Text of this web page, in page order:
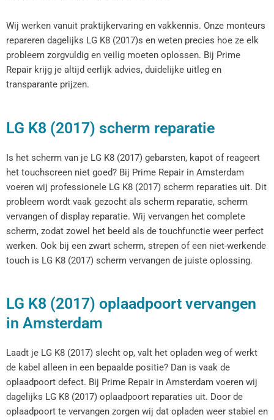
Wij werken vanuit praktijkervaring en vakkennis. Onze monteurs
repareren dagelijks LG K8 (2017)s en weten precies hoe ze elk
probleem zorgvuldig en veilig moeten oplossen. Bij Prime
Repair krijg je altijd eerlijk advies, duidelijke uitleg en
transparante prijzen.
LG K8 (2017) scherm reparatie
Is het scherm van je LG K8 (2017) gebarsten, kapot of reageert
het touchscreen niet goed? Bij Prime Repair in Amsterdam
voeren wij professionele LG K8 (2017) scherm reparaties uit. Dit
probleem wordt vaak gezocht als scherm reparatie, scherm
vervangen of display reparatie. Wij vervangen het complete
scherm, zodat zowel het beeld als de touchfunctie weer perfect
werken. Ook bij een zwart scherm, strepen of een niet-werkende
touch is LG K8 (2017) scherm vervangen de juiste oplossing.
LG K8 (2017) oplaadpoort vervangen
in Amsterdam
Laadt je LG K8 (2017) slecht op, valt het opladen weg of werkt
de kabel alleen in een bepaalde positie? Dan is vaak de
oplaadpoort defect. Bij Prime Repair in Amsterdam voeren wij
dagelijks LG K8 (2017) oplaadpoort reparaties uit. Door de
oplaadpoort te vervangen zorgen wij dat opladen weer stabiel en